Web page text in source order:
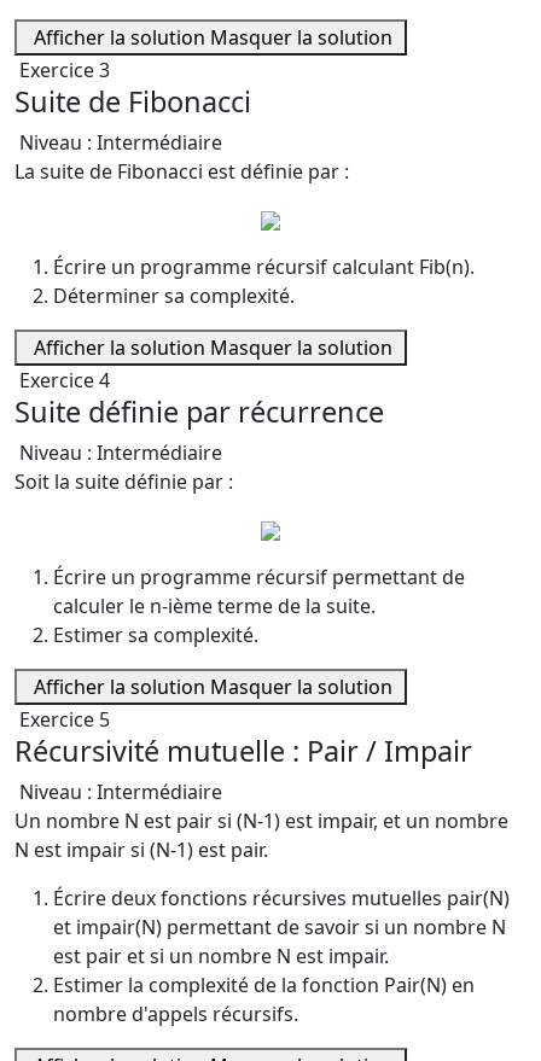
Afficher la solution Masquer la solution
Exercice 3
Suite de Fibonacci
Niveau : Intermédiaire
La suite de Fibonacci est définie par :
Écrire un programme récursif calculant Fib(n).
Déterminer sa complexité.
Afficher la solution Masquer la solution
Exercice 4
Suite définie par récurrence
Niveau : Intermédiaire
Soit la suite définie par :
Écrire un programme récursif permettant de
calculer le n-ième terme de la suite.
Estimer sa complexité.
Afficher la solution Masquer la solution
Exercice 5
Récursivité mutuelle : Pair / Impair
Niveau : Intermédiaire
Un nombre N est pair si (N-1) est impair, et un nombre
N est impair si (N-1) est pair.
Écrire deux fonctions récursives mutuelles pair(N)
et impair(N) permettant de savoir si un nombre N
est pair et si un nombre N est impair.
Estimer la complexité de la fonction Pair(N) en
nombre d'appels récursifs.